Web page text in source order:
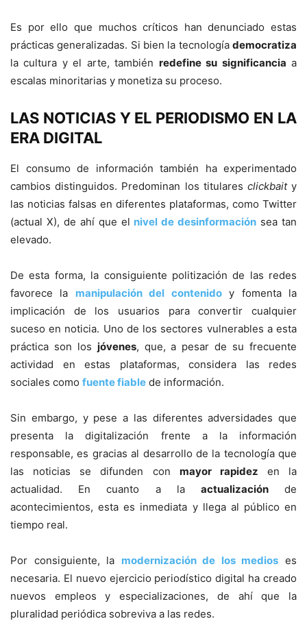
Es por ello que muchos críticos han denunciado estas
prácticas generalizadas. Si bien la tecnología democratiza
la cultura y el arte, también redefine su significancia a
escalas minoritarias y monetiza su proceso.
LAS NOTICIAS Y EL PERIODISMO EN LA
ERA DIGITAL
El consumo de información también ha experimentado
cambios distinguidos. Predominan los titulares clickbaity
las noticias falsas en diferentes plataformas, como Twitter
(actual X), de ahí que el nivel de desinformación sea tan
elevado.
De esta forma, la consiguiente politización de las redes
favorece la manipulación del contenidoy fomenta la
implicación de los usuarios para convertir cualquier
suceso en noticia. Uno de los sectores vulnerables a esta
práctica son los jóvenes, que, a pesar de su frecuente
actividad en estas plataformas, considera las redes
sociales como fuente fiable de información.
Sin embargo, y pese a las diferentes adversidades que
presenta la digitalización frente a la información
responsable, es gracias al desarrollo de la tecnología que
las noticias se difunden con mayor rapidez en la
actualidad. En cuanto a la actualizaciónde
acontecimientos, esta es inmediata y llega al público en
tiempo real.
Por consiguiente, la modernización de los medios es
necesaria. El nuevo ejercicio periodístico digital ha creado
nuevos empleos y especializaciones, de ahí que la
pluralidad periódica sobreviva a las redes.